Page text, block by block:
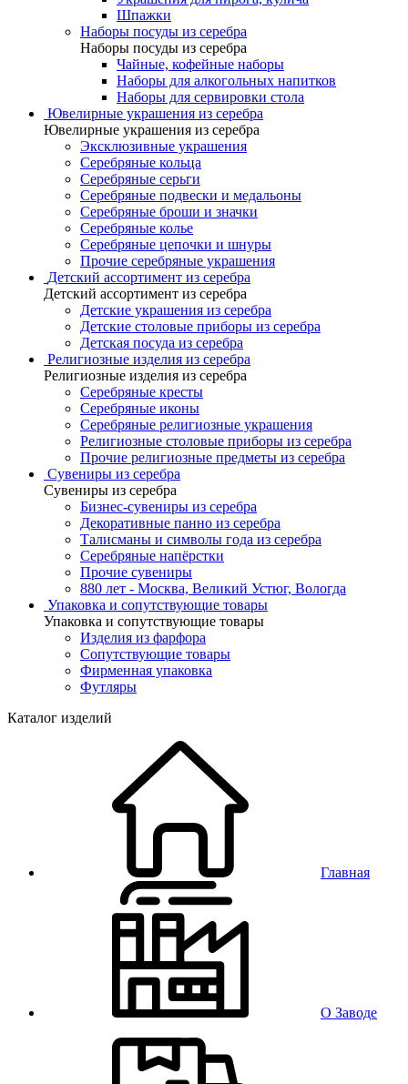
Шпажки
Наборы посуды из серебра
Наборы посуды из серебра
Чайные, кофейные наборы
Наборы для алкогольных напитков
Наборы для сервировки стола
Ювелирные украшения из серебра
Ювелирные украшения из серебра
Эксклюзивные украшения
Серебряные кольца
Серебряные серьги
Серебряные подвески и медальоны
Серебряные броши и значки
Серебряные колье
Серебряные цепочки и шнуры
Прочие серебряные украшения
Детский ассортимент из серебра
Детский ассортимент из серебра
Детские украшения из серебра
Детские столовые приборы из серебра
Детская посуда из серебра
Религиозные изделия из серебра
Религиозные изделия из серебра
Серебряные кресты
Серебряные иконы
Серебряные религиозные украшения
Религиозные столовые приборы из серебра
Прочие религиозные предметы из серебра
Сувениры из серебра
Сувениры из серебра
Бизнес-сувениры из серебра
Декоративные панно из серебра
Талисманы и символы года из серебра
Серебряные напёрстки
Прочие сувениры
880 лет - Москва, Великий Устюг, Вологда
Упаковка и сопутствующие товары
Упаковка и сопутствующие товары
Изделия из фарфора
Сопутствующие товары
Фирменная упаковка
Футляры
Каталог изделий
Главная
О Заводе